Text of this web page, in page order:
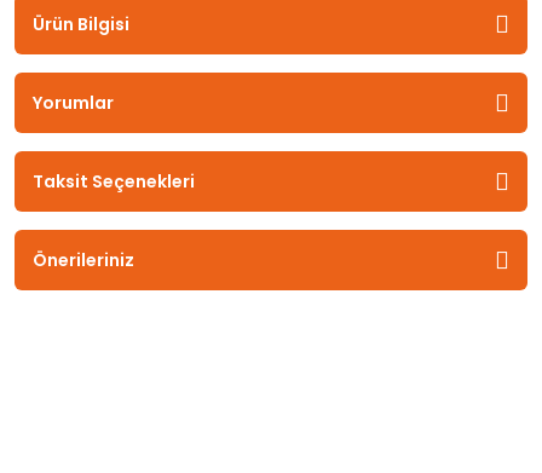
Ürün Bilgisi
Yorumlar
Taksit Seçenekleri
Önerileriniz